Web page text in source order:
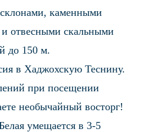
каменными
и отвесными скальными
до 150 м.
в Хаджохскую Теснину.
при посещении
необычайный восторг!
умещается в 3-5